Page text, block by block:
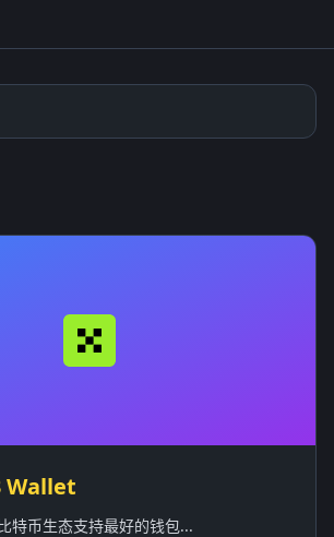
Wallet
特币生态支持最好的钱包...